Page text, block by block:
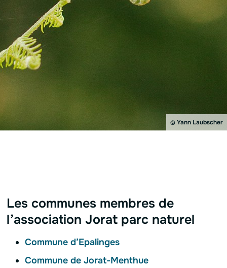
© Yann Laubscher
Les communes membres de
l’association Jorat parc naturel
Commune d’Epalinges
Commune de Jorat-Menthue